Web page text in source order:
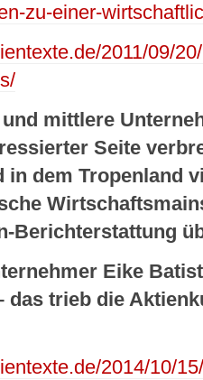
zu-einer-
2011/09/
mittlere
Seite
in dem Tropenland
Berichterstattung
Eike
das trieb die
2014/10/